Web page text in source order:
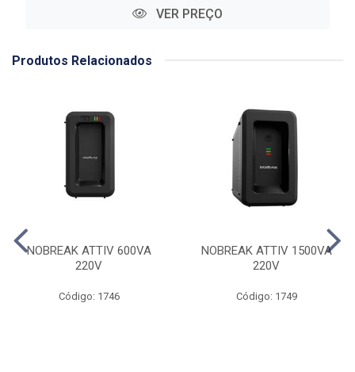
VER PREÇO
Produtos Relacionados
NOBREAK ATTIV 600VA
220V
Código: 1746
NOBREAK ATTIV 1500VA
220V
Código: 1749